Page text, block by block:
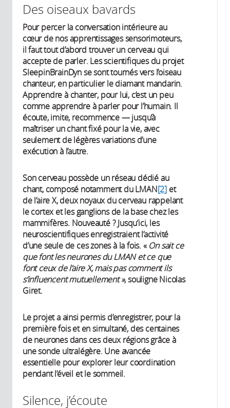
Des oiseaux bavards
Pour percer la conversation intérieure au
cœur de nos apprentissages sensorimoteurs,
il faut tout d’abord trouver un cerveau qui
accepte de parler. Les scientifiques du projet
SleepinBrainDyn se sont tournés vers l’oiseau
chanteur, en particulier le diamant mandarin.
Apprendre à chanter, pour lui, c’est un peu
comme apprendre à parler pour l’humain. Il
écoute, imite, recommence — jusqu’à
maîtriser un chant fixé pour la vie, avec
seulement de légères variations d’une
exécution à l’autre.
Son cerveau possède un réseau dédié au
chant, composé notamment du LMAN[2] et
de l’aire X, deux noyaux du cerveau rappelant
le cortex et les ganglions de la base chez les
mammifères. Nouveauté ? Jusqu’ici, les
neuroscientifiques enregistraient l’activité
d’une seule de ces zones à la fois. « On sait ce
que font les neurones du LMAN et ce que
font ceux de l’aire X, mais pas comment ils
s’influencent mutuellement », souligne Nicolas
Giret.
Le projet a ainsi permis d’enregistrer, pour la
première fois et en simultané, des centaines
de neurones dans ces deux régions grâce à
une sonde ultralégère. Une avancée
essentielle pour explorer leur coordination
pendant l’éveil et le sommeil.
Silence, j’écoute